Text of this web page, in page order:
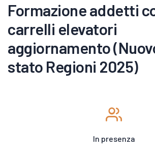
Formazione addetti
carrelli elevatori
aggiornamento
stato Regioni 2025)
In presenza